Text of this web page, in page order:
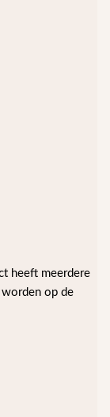
heeft meerdere
op de